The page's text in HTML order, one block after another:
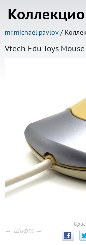
mr.michael.pavlov/
Vtech Edu Toys Mouse
← Шифт →